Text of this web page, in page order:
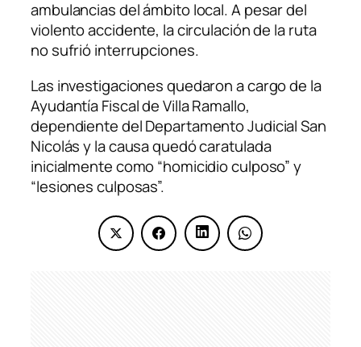
ambulancias del ámbito local. A pesar del
violento accidente, la circulación de la ruta
no sufrió interrupciones.
Las investigaciones quedaron a cargo de la
Ayudantía Fiscal de Villa Ramallo,
dependiente del Departamento Judicial San
Nicolás y la causa quedó caratulada
inicialmente como “homicidio culposo” y
“lesiones culposas”.